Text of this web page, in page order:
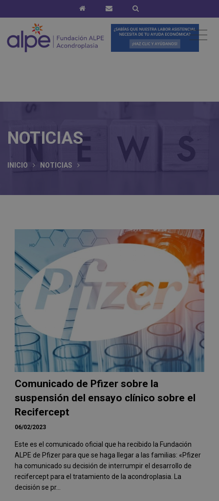
NOTICIAS
INICIO NOTICIAS
Comunicado de Pfizer sobre la
suspensión del ensayo clínico sobre el
Recifercept
06/02/2023
Este es el comunicado oficial que ha recibido la Fundación
ALPE de Pfizer para que se haga llegar a las familias: «Pfizer
ha comunicado su decisión de interrumpir el desarrollo de
recifercept para el tratamiento de la acondroplasia. La
decisión se pr...